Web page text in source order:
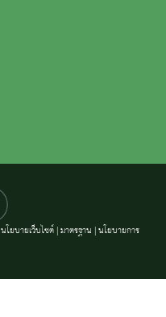
นโยบายเว็บไซต์|มาตรฐาน |นโยบายการ